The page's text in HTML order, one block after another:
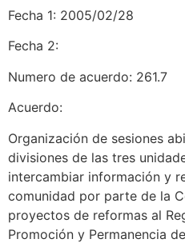
Fecha 1: 2005/02/28
Fecha 2:
Numero de acuerdo: 261.7
Acuerdo:
Organización de sesiones
divisiones de las tres
intercambiar información y
comunidad por parte de la
proyectos de reformas al
Promoción y Permanencia